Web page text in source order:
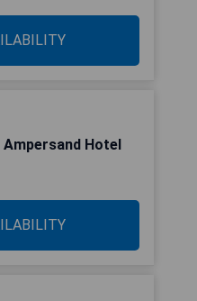
Ampersand Hotel